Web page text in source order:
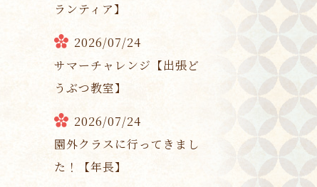
ランティア】
2026/07/24
サマーチャレンジ【出張ど
うぶつ教室】
2026/07/24
園外クラスに行ってきまし
た！【年長】